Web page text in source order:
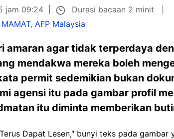
jam 09:24
Durasi bacaan 2 minit
, AFP Malaysia
amaran agar tidak terperdaya
mendakwa mereka boleh
permit sedemikian bukan
agensi itu pada gambar profil
itu diminta memberikan
Dapat Lesen," bunyi teks pada gambar